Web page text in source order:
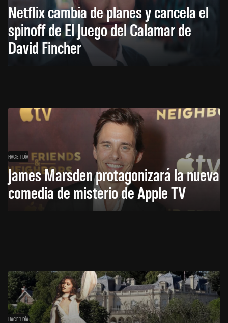
Netflix cambia de planes y cancela el
spinoff de El Juego del Calamar de
David Fincher
HACE 1 DÍA
James Marsden protagonizará la nueva
comedia de misterio de Apple TV
HACE 1 DÍA